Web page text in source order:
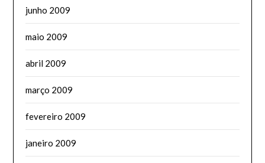
junho 2009
maio 2009
abril 2009
março 2009
fevereiro 2009
janeiro 2009